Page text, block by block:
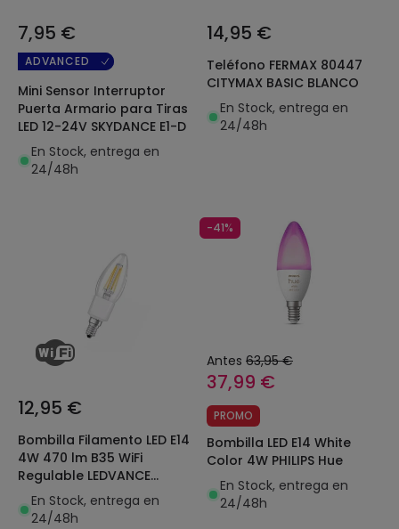
7,95 €
ADVANCED
Mini Sensor Interruptor
Puerta Armario para Tiras
LED 12-24V SKYDANCE E1-D
En Stock, entrega en
24/48h
14,95 €
Teléfono FERMAX 80447
CITYMAX BASIC BLANCO
En Stock, entrega en
24/48h
12,95 €
Bombilla Filamento LED E14
4W 470 lm B35 WiFi
Regulable LEDVANCE
Smart+
En Stock, entrega en
24/48h
-41%
Antes 63,95 €
37,99 €
PROMO
Bombilla LED E14 White
Color 4W PHILIPS Hue
En Stock, entrega en
24/48h